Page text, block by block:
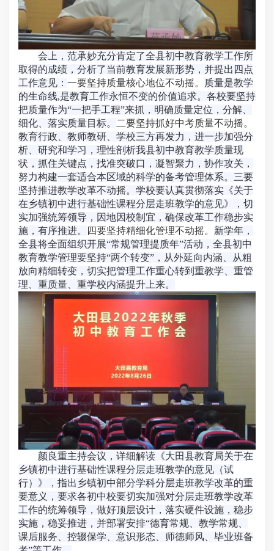
会上，范承妙充分肯定了全县初中教育教学工作所
取得的成绩，分析了当前教育发展新形势，并提出四点
工作意见： 一要坚持质量核心地位不动摇。
质量是教学
的生命线,是教育工作永恒不变的价值追求。各校要坚持
把质量作为“一把手工程”来抓，明确质量定位，分解、
细化、落实质量目标。
二要坚持抓好中考质量不动摇。
教育行政、教师教研、学校三方再发力，进一步加强分
析、研究和学习，理性剖析我县初中教育教学质量现
状，抓住关键点，找准突破口，凝智聚力，协作攻关，
努力构建一套适合本区域的科学的备考管理体系。 三要
坚持推进教学改革不动摇。 学校要认真贯彻落实《关于
在乡镇初中进行基础性课程分层走班教学的意见》，切
实加强统筹领导，因地因校制宜，确保改革工作稳步实
施，有序推进。
四要坚持精细化管理不动摇。 新学年，
全县将全面组织开展“常规管理提质年”活动，全县初中
教育教学管理要坚持“两个转变”，从外延向内涵、从粗
放向精细转变，切实把管理工作重心转到重教学、重管
理、重质量、重学校内涵提升上来。
颜良重主持会议，详细解读《大田县教育局关于在
乡镇初中进行基础性课程分层走班教学的意见（试
行）》，指出乡镇初中部分学科分层走班教学改革的重
要意义，要求各初中校要切实加强对分层走班教学改革
工作的统筹领导，做好顶层设计，落实硬件设施，稳步
实施，稳妥推进，并部署安排“德育常规、教学常规、
课后服务、控辍保学、意识形态、师德师风、毕业班备